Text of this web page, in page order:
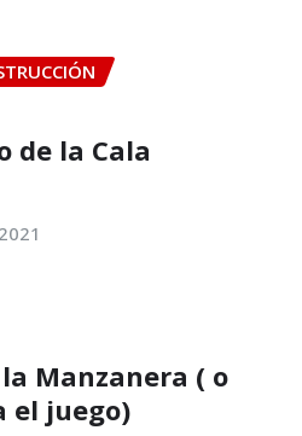
de la Cala
Manzanera ( o
el juego)